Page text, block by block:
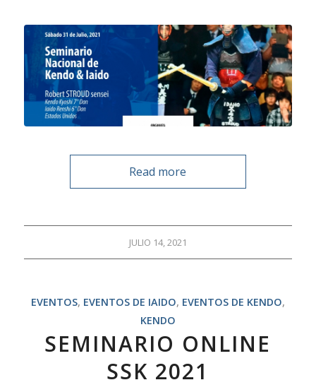
Read more
JULIO 14, 2021
EVENTOS, EVENTOS DE IAIDO, EVENTOS DE KENDO,
KENDO
SEMINARIO ONLINE
SSK 2021